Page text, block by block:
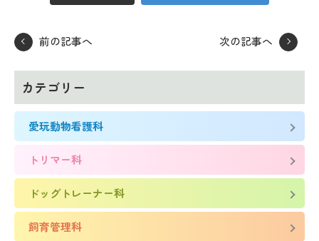
前の記事へ 次の記事へ
カテゴリー
愛玩動物看護科
トリマー科
ドッグトレーナー科
飼育管理科